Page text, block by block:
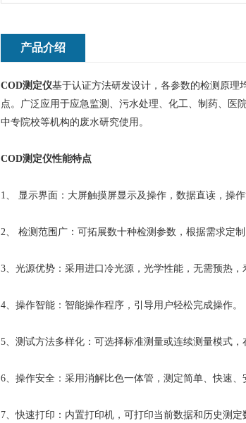
产品介绍
COD测定仪基于认证方法研发设计，各参数的检测原理
点。 广泛应用于应急监测、污水处理、化工、制药、医
中专院校等机构的废水研究使用。
COD测定仪性能特点
1、 显示界面：大屏触摸屏显示及操作，数据直读，操作
2、 检测范围广：可拓展数十种检测参数，根据需求定制
3、光源优势：采用进口冷光源，光学性能，无需预热，
4、操作智能：智能操作程序，引导用户轻松完成操作。
5、测试方法多样化：可选择标准测量或连续测量模式，
6、操作安全：采用消解比色一体管，测定简单、快速、
7、快速打印：内置打印机，可打印当前数据和历史测定